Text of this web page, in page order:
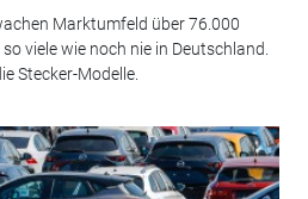
Marktumfeld über 76.000
viele wie noch nie in Deutschland.
Stecker-Modelle.